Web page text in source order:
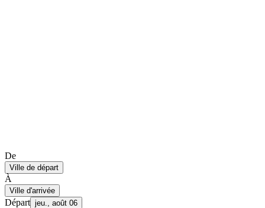
De
Ville de départ
À
Ville d'arrivée
Départ jeu., août 06